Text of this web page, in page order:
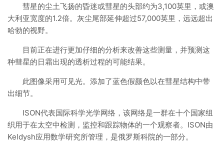
彗星的尘土飞扬的昏迷或彗星的头部约为3,100英里，或澳
大利亚宽度的1.2倍。灰尘尾部延伸超过57,000英里，远远超出
哈勃的视野。
目前正在进行更加仔细的分析来改善这些测量，并预测这
种彗星的日霜出现的透析过程的可能结果。
此图像采用可见光。添加了蓝色假颜色以在彗星结构中带
出细节。
ISON代表国际科学光学网络，该网络是一群在十个国家组
织用于在太空中检测，监控和跟踪物体的一个观察者。ISON由
Keldysh应用数学研究所管理，是俄罗斯科院的一部分。